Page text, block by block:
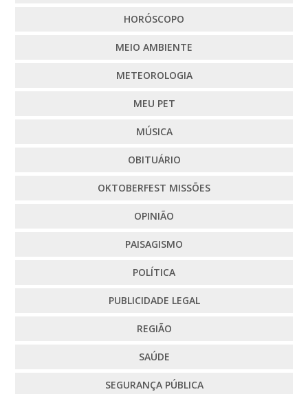
HORÓSCOPO
MEIO AMBIENTE
METEOROLOGIA
MEU PET
MÚSICA
OBITUÁRIO
OKTOBERFEST MISSÕES
OPINIÃO
PAISAGISMO
POLÍTICA
PUBLICIDADE LEGAL
REGIÃO
SAÚDE
SEGURANÇA PÚBLICA